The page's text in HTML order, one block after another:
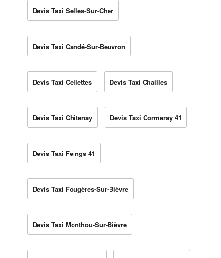
Devis Taxi Selles-Sur-Cher
Devis Taxi Candé-Sur-Beuvron
Devis Taxi Cellettes Devis Taxi Chailles
Devis Taxi Chitenay Devis Taxi Cormeray 41
Devis Taxi Feings 41
Devis Taxi Fougères-Sur-Bièvre
Devis Taxi Monthou-Sur-Bièvre